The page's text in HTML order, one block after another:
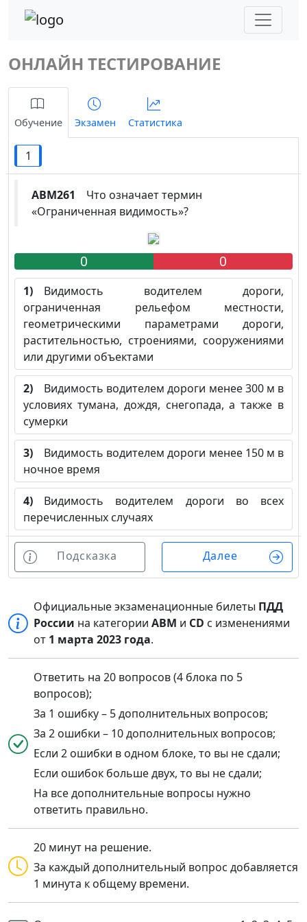
ОНЛАЙН ТЕСТИРОВАНИЕ
Обучение Экзамен Статистика
1
ABM261 Что означает термин
«Ограниченная видимость»?
0 0
1) Видимость водителем дороги,
ограниченная рельефом местности,
геометрическими параметрами дороги,
растительностью, строениями, сооружениями
или другими объектами
2) Видимость водителем дороги менее 300 м в
условиях тумана, дождя, снегопада, а также в
сумерки
3) Видимость водителем дороги менее 150 м в
ночное время
4) Видимость водителем дороги во всех
перечисленных случаях
Подсказка Далее
Официальные экзаменационные билеты ПДД
России на категорииABM и CD с изменениями
от 1 марта 2023 года.
Ответить на 20 вопросов (4 блока по 5
вопросов);
За 1 ошибку – 5 дополнительных вопросов;
За 2 ошибки – 10 дополнительных вопросов;
Если 2 ошибки в одном блоке, то вы не сдали;
Если ошибок больше двух, то вы не сдали;
На все дополнительные вопросы нужно
ответить правильно.
20 минут на решение.
За каждый дополнительный вопрос добавляется
1 минута к общему времени.